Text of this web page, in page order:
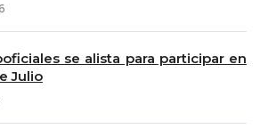
se alista para participar en
Julio